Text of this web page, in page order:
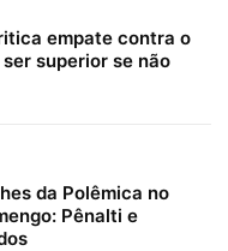
empate contra o
superior se não
da Polêmica no
Pênalti e